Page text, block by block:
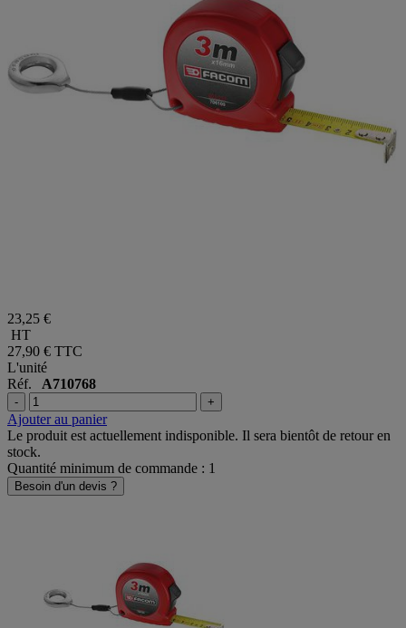
23,25 €
HT
27,90 € TTC
L'unité
Réf. A710768
- +
Ajouter au panier
Le produit est actuellement indisponible. Il sera bientôt de retour en
stock.
Quantité minimum de commande : 1
Besoin d'un devis ?